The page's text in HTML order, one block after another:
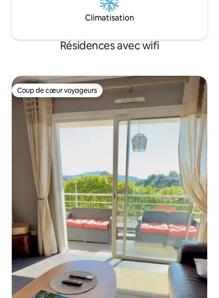
Climatisation
Résidences avec wifi
Coup de cœur voyageurs
Coup de cœur voyageurs